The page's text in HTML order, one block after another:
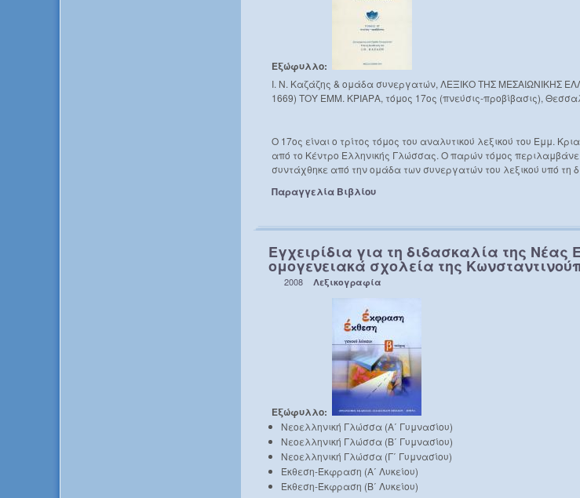
Εξώφυλλο:
Ι. Ν. Καζάζης & ομάδα συνεργατών, ΛΕΞΙΚΟ ΤΗΣ ΜΕΣΑΙΩΝΙΚΗΣ
1669) ΤΟΥ ΕΜΜ. ΚΡΙΑΡΑ, τόμος 17ος (πνεύσις-προβίβασις),
Ο 17ος είναι ο τρίτος τόμος του αναλυτικού λεξικού του Εμμ.
από το Κέντρο Ελληνικής Γλώσσας. Ο παρών τόμος
συντάχθηκε από την ομάδα των συνεργατών του λεξικού υπό τη
Παραγγελία Βιβλίου
Εγχειρίδια για τη διδασκαλία της
ομογενειακά σχολεία της
2008 Λεξικογραφία
Εξώφυλλο:
Νεοελληνική Γλώσσα (Α΄ Γυμνασίου)
Νεοελληνική Γλώσσα (Β΄ Γυμνασίου)
Νεοελληνική Γλώσσα (Γ΄ Γυμνασίου)
Έκθεση-Έκφραση (Α΄ Λυκείου)
Έκθεση-Έκφραση (Β΄ Λυκείου)